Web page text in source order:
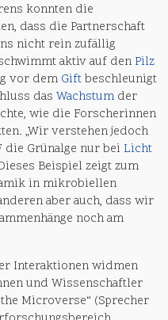
konnten die
dass die Partnerschaft
nicht rein zufällig
aktiv auf den Pilz
vor dem Giftbeschleunigt
das Wachstum der
wie die Forscherinnen
„Wir verstehen jedoch
Grünalge nur bei Licht
Beispiel zeigt zum
in mikrobiellen
aber auch, dass wir
noch am
Interaktionen widmen
und Wissenschaftler
Microverse“ (Sprecher